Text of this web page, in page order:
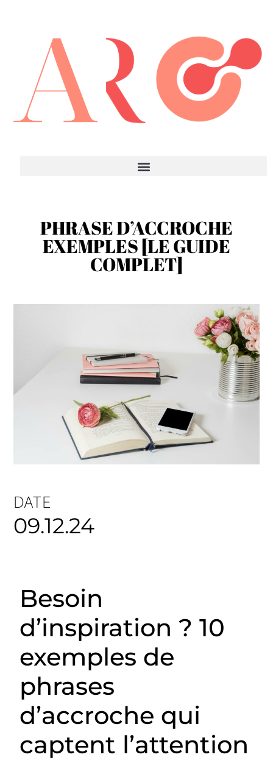
PHRASE D’ACCROCHE
EXEMPLES [LE GUIDE
COMPLET]
DATE
09.12.24
Besoin
d’inspiration ? 10
exemples de
phrases
d’accroche qui
captent l’attention